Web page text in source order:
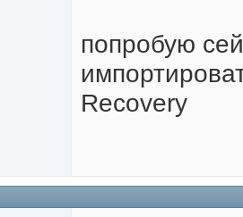
попробую
Recovery